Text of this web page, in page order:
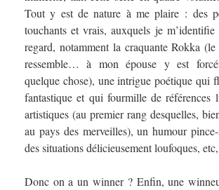
Tout y est de nature à me plaire : des
touchants et vrais, auxquels je m’identifie
regard, notamment la craquante Rokka (le
ressemble… à mon épouse y est
quelque chose), une intrigue poétique qui
fantastique et qui fourmille de références
artistiques (au premier rang desquelles,
au pays des merveilles), un humour
des situations délicieusement loufoques,
Donc on a un winner ? Enfin, une